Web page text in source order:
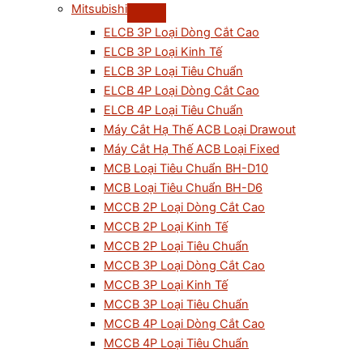
Mitsubishi
ELCB 3P Loại Dòng Cắt Cao
ELCB 3P Loại Kinh Tế
ELCB 3P Loại Tiêu Chuẩn
ELCB 4P Loại Dòng Cắt Cao
ELCB 4P Loại Tiêu Chuẩn
Máy Cắt Hạ Thế ACB Loại Drawout
Máy Cắt Hạ Thế ACB Loại Fixed
MCB Loại Tiêu Chuẩn BH-D10
MCB Loại Tiêu Chuẩn BH-D6
MCCB 2P Loại Dòng Cắt Cao
MCCB 2P Loại Kinh Tế
MCCB 2P Loại Tiêu Chuẩn
MCCB 3P Loại Dòng Cắt Cao
MCCB 3P Loại Kinh Tế
MCCB 3P Loại Tiêu Chuẩn
MCCB 4P Loại Dòng Cắt Cao
MCCB 4P Loại Tiêu Chuẩn